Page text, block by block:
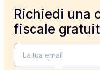
Richiedi una
fiscale